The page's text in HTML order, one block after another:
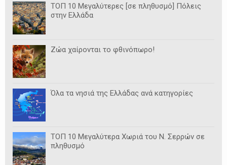
ΤΟΠ 10 Μεγαλύτερες [σε πληθυσμό] Πόλεις
στην Ελλάδα
Ζώα χαίρονται το φθινόπωρο!
Όλα τα νησιά της Ελλάδας ανά κατηγορίες
ΤΟΠ 10 Μεγαλύτερα Χωριά του Ν. Σερρών σε
πληθυσμό